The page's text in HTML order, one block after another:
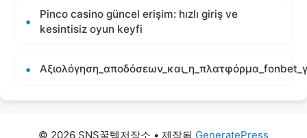
Pinco casino güncel erişim: hızlı giriş ve
kesintisiz oyun keyfi
© 2026 SNS꿀템저장소 • 제작됨 GeneratePress